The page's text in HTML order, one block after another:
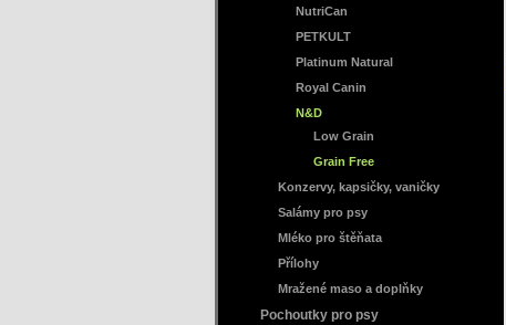
NutriCan
PETKULT
Platinum Natural
Royal Canin
N&D
Low Grain
Grain Free
Konzervy, kapsičky, vaničky
Salámy pro psy
Mléko pro štěňata
Přílohy
Mražené maso a doplňky
Pochoutky pro psy